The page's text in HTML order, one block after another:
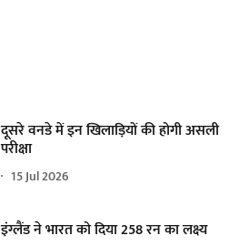
दूसरे वनडे में इन खिलाड़ियों की होगी असली
परीक्षा
15 Jul 2026
इंग्लैंड ने भारत को दिया 258 रन का लक्ष्य